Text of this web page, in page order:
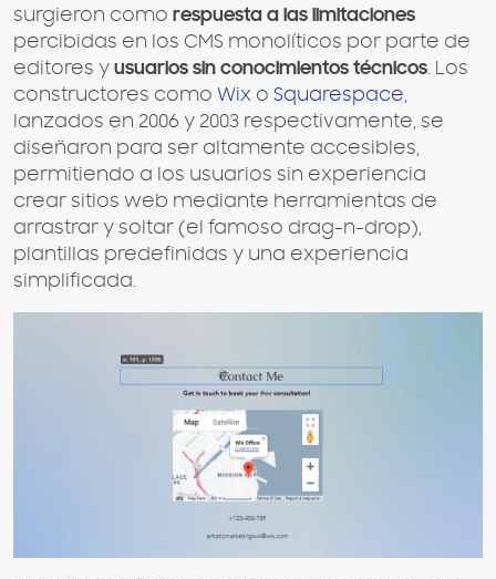
surgieron como respuesta a las limitaciones
percibidas en los CMS monolíticos por parte de
editores y usuarios sin conocimientos técnicos . Los
constructores como Wix o Squarespace
lanzados en 2006 y 2003 respectivamente, se
diseñaron para ser altamente accesibles,
permitiendo a los usuarios sin experiencia
crear sitios web mediante herramientas de
arrastrar y soltar (el famoso drag-n-drop),
plantillas predefinidas y una experiencia
simplificada.